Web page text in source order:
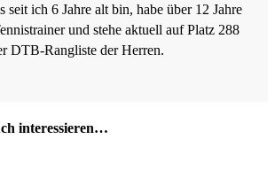
seit ich 6 Jahre alt bin, habe über 12 Jahre
und stehe aktuell auf Platz 288
DTB-Rangliste der Herren.
interessieren…